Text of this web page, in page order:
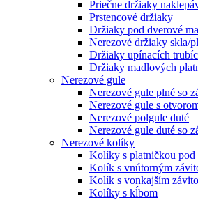
Priečne držiaky
Prstencové držiaky
Držiaky pod dverové
Nerezové držiaky skla/
Držiaky upínacích trubíc
Držiaky madlových
Nerezové gule
Nerezové gule plné so
Nerezové gule s
Nerezové polgule duté
Nerezové gule duté so
Nerezové kolíky
Kolíky s platničkou pod
Kolík s vnútorným
Kolík s vonkajším
Kolíky s kĺbom